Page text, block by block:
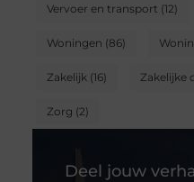
Vervoer en transport (12)
Woningen (86)
Zakelijk (16) Zakelijke
Zorg (2)
Deel jouw